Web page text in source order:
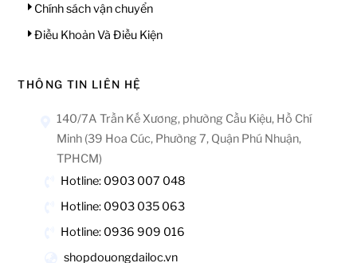
Chính sách vận chuyển
Điều Khoản Và Điều Kiện
THÔNG TIN LIÊN HỆ
140/7A Trần Kế Xương, phường Cầu Kiệu, Hồ Chí
Minh (39 Hoa Cúc, Phường 7, Quận Phú Nhuận,
TPHCM)
Hotline: 0903 007 048
Hotline: 0903 035 063
Hotline: 0936 909 016
shopdouongdailoc.vn